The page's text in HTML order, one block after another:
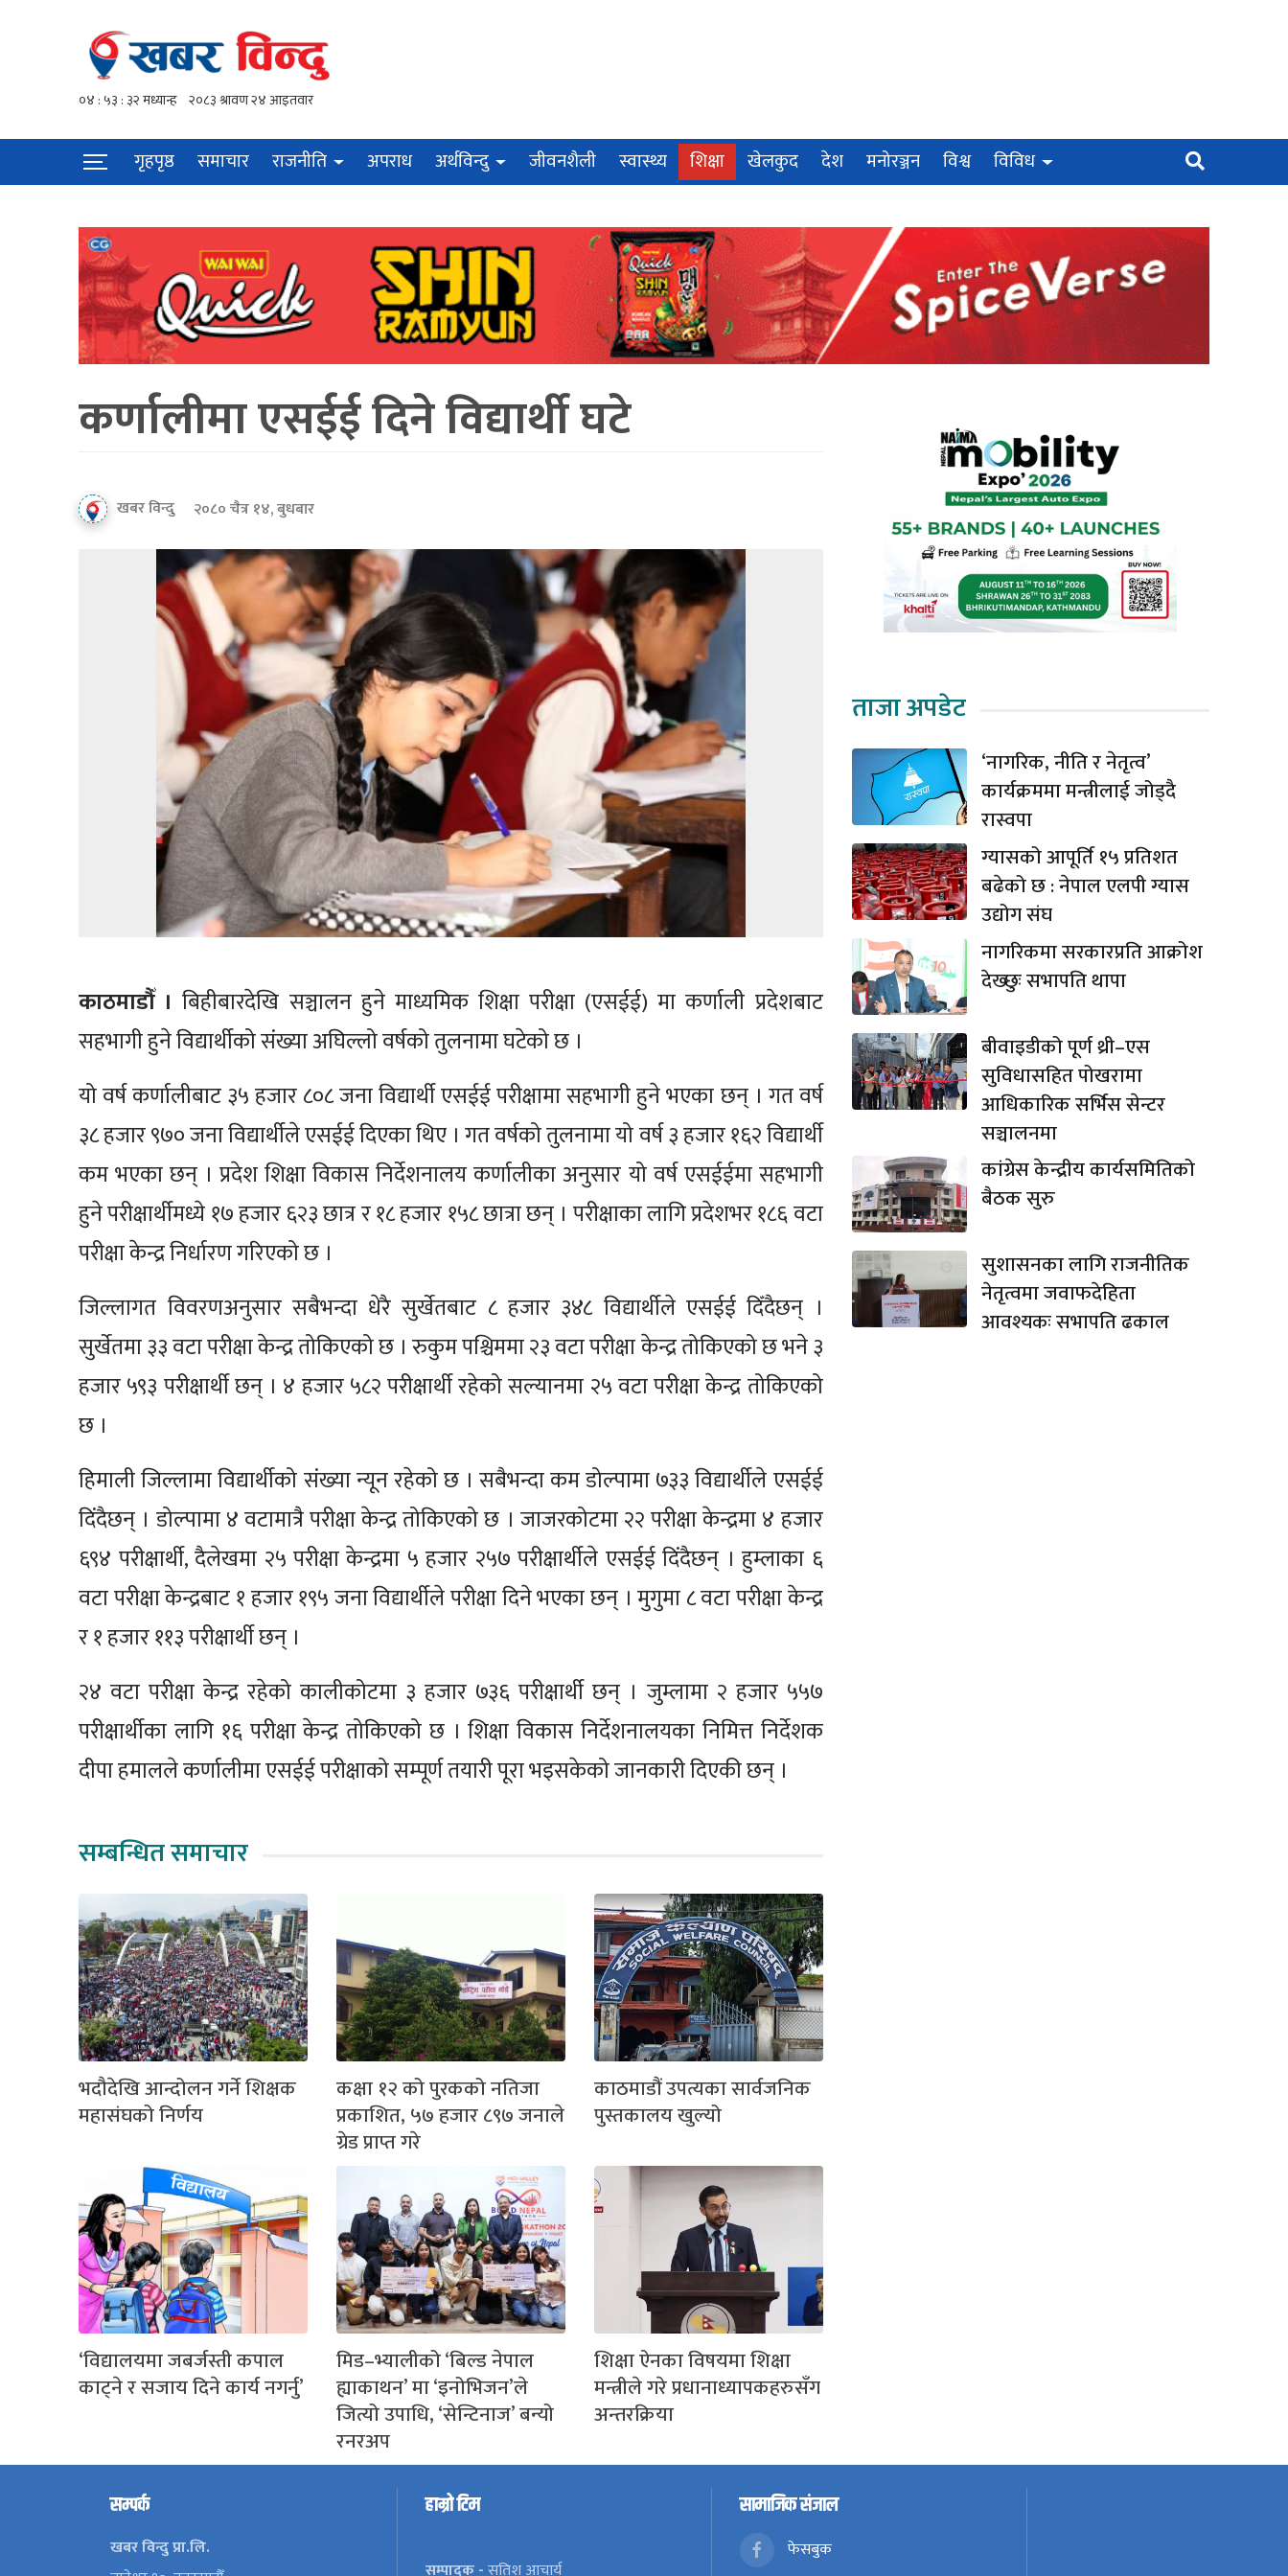
गृहपृष्ठ समाचार राजनीति अपराध अर्थविन्दु जीवनशैली स्वास्थ्य शिक्षा खेलकुद देश मनोरञ्जन विश्व विविध
कर्णालीमा एसईई दिने विद्यार्थी घटे
खबर विन्दु २०८० चैत्र १४, बुधबार
काठमाडौँ । बिहीबारदेखि सञ्चालन हुने माध्यमिक शिक्षा परीक्षा (एसईई) मा कर्णाली प्रदेशबाट
सहभागी हुने विद्यार्थीको संख्या अघिल्लो वर्षको तुलनामा घटेको छ ।
यो वर्ष कर्णालीबाट ३५ हजार ८०८ जना विद्यार्थी एसईई परीक्षामा सहभागी हुने भएका छन् । गत वर्ष
३८ हजार ९७० जना विद्यार्थीले एसईई दिएका थिए । गत वर्षको तुलनामा यो वर्ष ३ हजार १६२ विद्यार्थी
कम भएका छन् । प्रदेश शिक्षा विकास निर्देशनालय कर्णालीका अनुसार यो वर्ष एसईईमा सहभागी
हुने परीक्षार्थीमध्ये १७ हजार ६२३ छात्र र १८ हजार १५८ छात्रा छन् । परीक्षाका लागि प्रदेशभर १८६ वटा
परीक्षा केन्द्र निर्धारण गरिएको छ ।
जिल्लागत विवरणअनुसार सबैभन्दा धेरै सुर्खेतबाट ८ हजार ३४८ विद्यार्थीले एसईई दिँदैछन् ।
सुर्खेतमा ३३ वटा परीक्षा केन्द्र तोकिएको छ । रुकुम पश्चिममा २३ वटा परीक्षा केन्द्र तोकिएको छ भने ३
हजार ५९३ परीक्षार्थी छन् । ४ हजार ५८२ परीक्षार्थी रहेको सल्यानमा २५ वटा परीक्षा केन्द्र तोकिएको
छ ।
हिमाली जिल्लामा विद्यार्थीको संख्या न्यून रहेको छ । सबैभन्दा कम डोल्पामा ७३३ विद्यार्थीले एसईई
दिंदैछन् । डोल्पामा ४ वटामात्रै परीक्षा केन्द्र तोकिएको छ । जाजरकोटमा २२ परीक्षा केन्द्रमा ४ हजार
६९४ परीक्षार्थी, दैलेखमा २५ परीक्षा केन्द्रमा ५ हजार २५७ परीक्षार्थीले एसईई दिंदैछन् । हुम्लाका ६
वटा परीक्षा केन्द्रबाट १ हजार १९५ जना विद्यार्थीले परीक्षा दिने भएका छन् । मुगुमा ८ वटा परीक्षा केन्द्र
र १ हजार ११३ परीक्षार्थी छन् ।
२४ वटा परीक्षा केन्द्र रहेको कालीकोटमा ३ हजार ७३६ परीक्षार्थी छन् । जुम्लामा २ हजार ५५७
परीक्षार्थीका लागि १६ परीक्षा केन्द्र तोकिएको छ । शिक्षा विकास निर्देशनालयका निमित्त निर्देशक
दीपा हमालले कर्णालीमा एसईई परीक्षाको सम्पूर्ण तयारी पूरा भइसकेको जानकारी दिएकी छन् ।
सम्बन्धित समाचार
भदौदेखि आन्दोलन गर्ने शिक्षक
महासंघको निर्णय
कक्षा १२ को पुरकको नतिजा
प्रकाशित, ५७ हजार ८९७ जनाले
ग्रेड प्राप्त गरे
काठमाडौं उपत्यका सार्वजनिक
पुस्तकालय खुल्यो
‘विद्यालयमा जबर्जस्ती कपाल
काट्ने र सजाय दिने कार्य नगर्नु’
मिड–भ्यालीको ‘बिल्ड नेपाल
ह्याकाथन’ मा ‘इनोभिजन’ले
जित्यो उपाधि, ‘सेन्टिनाज’ बन्यो
रनरअप
शिक्षा ऐनका विषयमा शिक्षा
मन्त्रीले गरे प्रधानाध्यापकहरुसँग
अन्तरक्रिया
ताजा अपडेट
‘नागरिक, नीति र नेतृत्व’
कार्यक्रममा मन्त्रीलाई जोड्दै
रास्वपा
ग्यासको आपूर्ति १५ प्रतिशत
बढेको छ : नेपाल एलपी ग्यास
उद्योग संघ
नागरिकमा सरकारप्रति आक्रोश
देख्छुः सभापति थापा
बीवाइडीको पूर्ण थ्री–एस
सुविधासहित पोखरामा
आधिकारिक सर्भिस सेन्टर
सञ्चालनमा
कांग्रेस केन्द्रीय कार्यसमितिको
बैठक सुरु
सुशासनका लागि राजनीतिक
नेतृत्वमा जवाफदेहिता
आवश्यकः सभापति ढकाल
सम्पर्क
खबर विन्दु प्रा.लि.
हाम्रो टिम सामाजिक संजाल
फेसबुक